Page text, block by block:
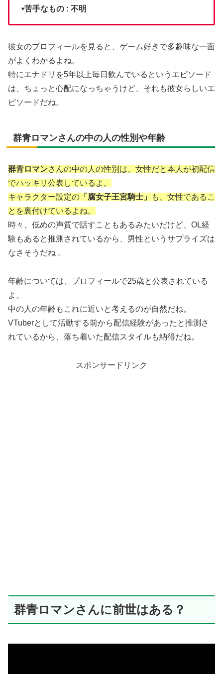
•苦手なもの : 不明
彼女のプロフィールを見ると、ゲーム好きで多趣味な一面
がよくわかるよね。
特にエナドリを5年以上毎日飲んでいるというエピソード
は、ちょっと心配になっちゃうけど、それも彼女らしいエ
ピソードだね。
群青ロマンさんの中の人の性別や年齢
群青ロマンさんの中の人の性別 は、 女性だと本人が初配信
でハッキリ公表しているよ。
キャラクター設定の 「腐女子王宮騎士」
も、女性であるこ
とを裏付けているよね。
時々、低めの声質で話すこともあるみたいだけど、OL経
験もあると推測されているから、男性というサプライズは
なさそうだね 。
年齢については、プロフィールで25歳と公表されている
よ。
中の人の年齢もこれに近いと考えるのが自然だね。
VTuberとして活動する前から配信経験があったと推測さ
れているから、落ち着いた配信スタイルも納得だね。
スポンサードリンク
群青ロマンさんに前世はある？